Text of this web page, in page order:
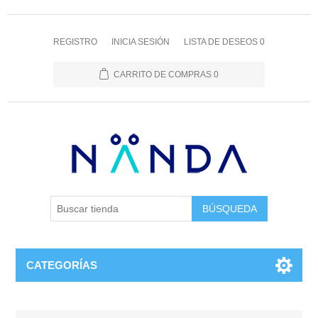
REGISTRO INICIA SESIÓN LISTA DE DESEOS 0
CARRITO DE COMPRAS 0
BÚSQUEDA
CATEGORÍAS